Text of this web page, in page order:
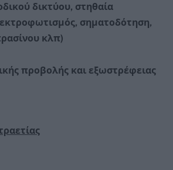
δικτύου, στηθαία
σηματοδότηση,
κλπ)
προβολής και εξωστρέφειας